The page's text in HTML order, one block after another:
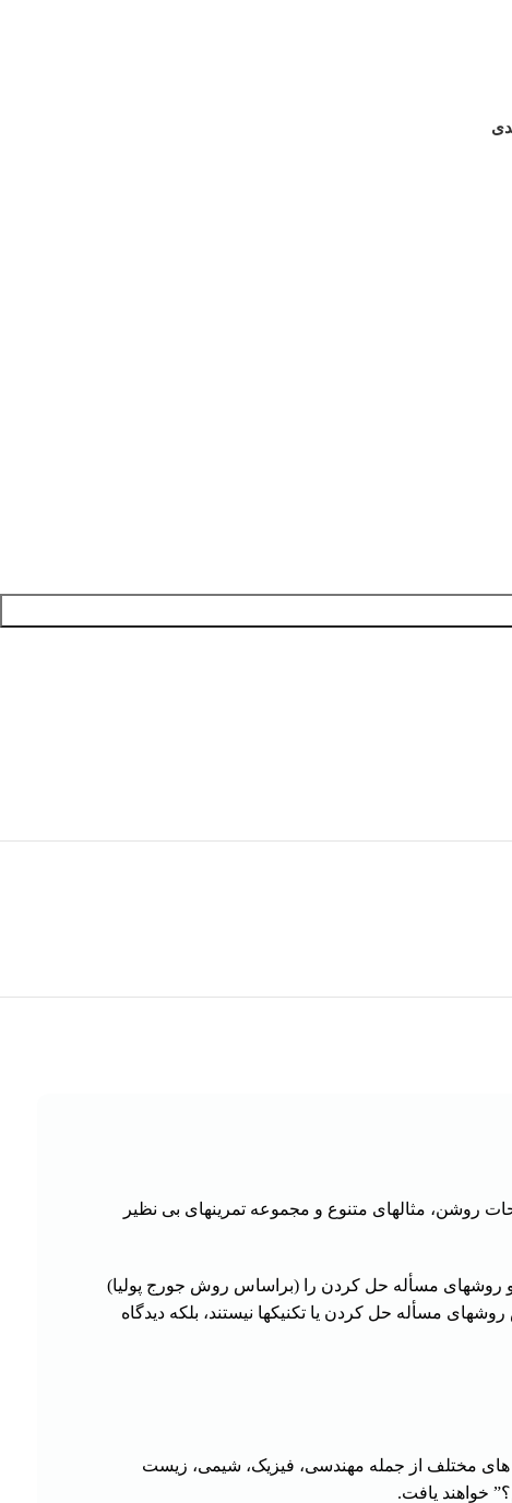
روشن، مثالهای متنوع و مجموعه تمرینهای بی نظیر
روشهای مسأله حل کردن را (براساس روش جورج پولیا)
مسأله حل کردن یا تکنیکها نیستند، بلکه دیدگاه
های مختلف از جمله مهندسی، فیزیک، شیمی، زیست
خواهند یافت.